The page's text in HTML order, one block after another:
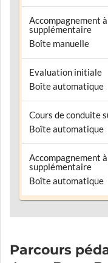
Accompagnement à
supplémentaire
Boîte manuelle
Evaluation initiale
Boîte automatique
Cours de conduite
Boîte automatique
Accompagnement à
supplémentaire
Boîte automatique
Parcours